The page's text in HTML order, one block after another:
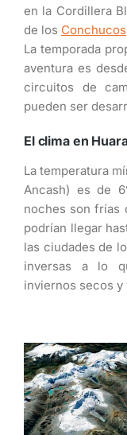
en la Cordillera
de los Conchucos
La temporada
aventura es
circuitos de
pueden ser
El clima en
La temperatura
Ancash) es de
noches son frías
podrían llegar
las ciudades de
inversas a lo
inviernos secos y